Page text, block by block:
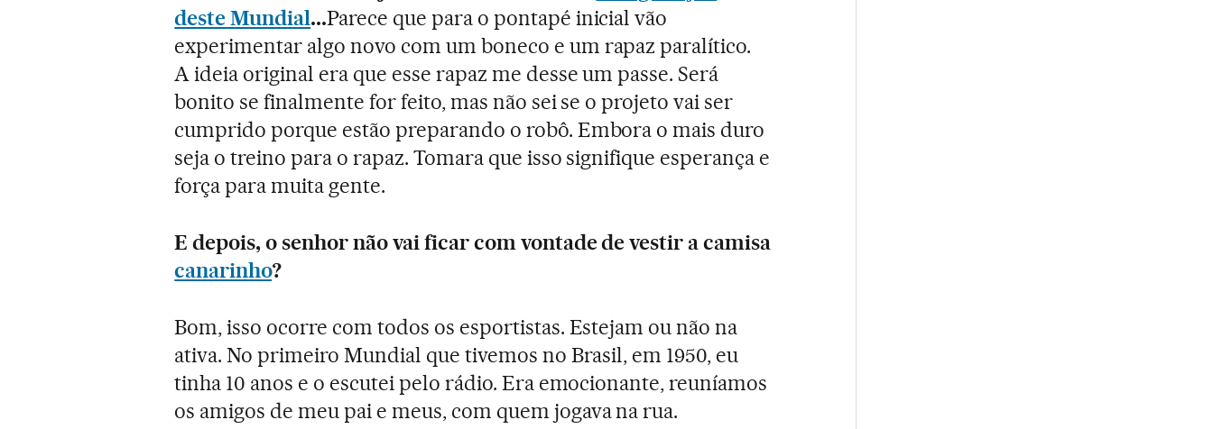
deste Mundial...Parece que para o pontapé inicial vão
experimentar algo novo com um boneco e um rapaz paralítico.
A ideia original era que esse rapaz me desse um passe. Será
bonito se finalmente for feito, mas não sei se o projeto vai ser
cumprido porque estão preparando o robô. Embora o mais duro
seja o treino para o rapaz. Tomara que isso signifique esperança e
força para muita gente.
E depois, o senhor não vai ficar com vontade de vestir a camisa
canarinho?
Bom, isso ocorre com todos os esportistas. Estejam ou não na
ativa. No primeiro Mundial que tivemos no Brasil, em 1950, eu
tinha 10 anos e o escutei pelo rádio. Era emocionante, reuníamos
os amigos de meu pai e meus, com quem jogava na rua.